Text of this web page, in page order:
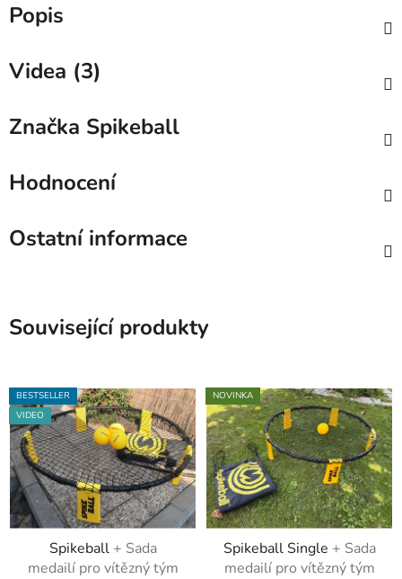
Popis
Videa (3)
Značka Spikeball
Hodnocení
Ostatní informace
Související produkty
BESTSELLER
VIDEO
Spikeball + Sada
medailí pro vítězný tým
NOVINKA
Spikeball Single + Sada
medailí pro vítězný tým